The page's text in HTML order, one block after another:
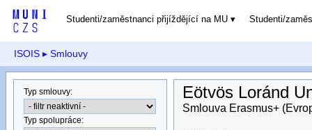
Studenti/zaměstnanci přijíždějící na MU Studenti/
ISOIS ▸ Smlouvy
Typ smlouvy:
Typ spolupráce:
Eötvös Loránd
Smlouva Erasmus+